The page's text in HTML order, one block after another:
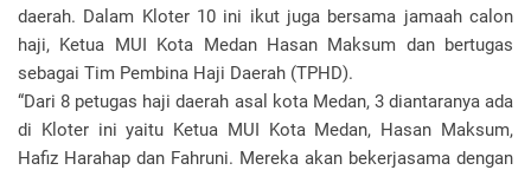
daerah. Dalam Kloter 10 ini ikut juga bersama jamaah calon
haji, Ketua MUI Kota Medan Hasan Maksum dan bertugas
sebagai Tim Pembina Haji Daerah (TPHD).
“Dari 8 petugas haji daerah asal kota Medan, 3 diantaranya ada
di Kloter ini yaitu Ketua MUI Kota Medan, Hasan Maksum,
Hafiz Harahap dan Fahruni. Mereka akan bekerjasama dengan